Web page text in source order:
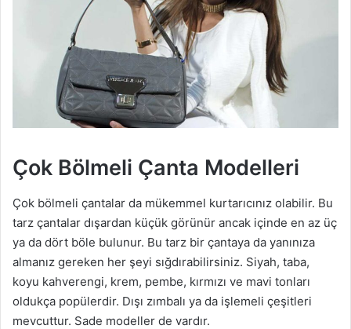
Çok Bölmeli Çanta Modelleri
Çok bölmeli çantalar da mükemmel kurtarıcınız olabilir. Bu
tarz çantalar dışardan küçük görünür ancak içinde en az üç
ya da dört böle bulunur. Bu tarz bir çantaya da yanınıza
almanız gereken her şeyi sığdırabilirsiniz. Siyah, taba,
koyu kahverengi, krem, pembe, kırmızı ve mavi tonları
oldukça popülerdir. Dışı zımbalı ya da işlemeli çeşitleri
mevcuttur. Sade modeller de vardır.